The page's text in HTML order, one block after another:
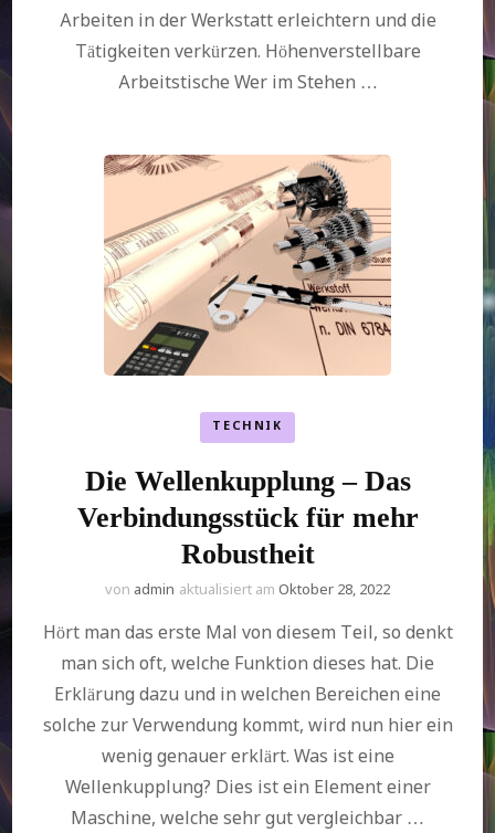
Arbeiten in der Werkstatt erleichtern und die
Tätigkeiten verkürzen. Höhenverstellbare
Arbeitstische Wer im Stehen …
TECHNIK
Die Wellenkupplung – Das
Verbindungsstück für mehr
Robustheit
von admin aktualisiert am Oktober 28, 2022
Hört man das erste Mal von diesem Teil, so denkt
man sich oft, welche Funktion dieses hat. Die
Erklärung dazu und in welchen Bereichen eine
solche zur Verwendung kommt, wird nun hier ein
wenig genauer erklärt. Was ist eine
Wellenkupplung? Dies ist ein Element einer
Maschine, welche sehr gut vergleichbar …